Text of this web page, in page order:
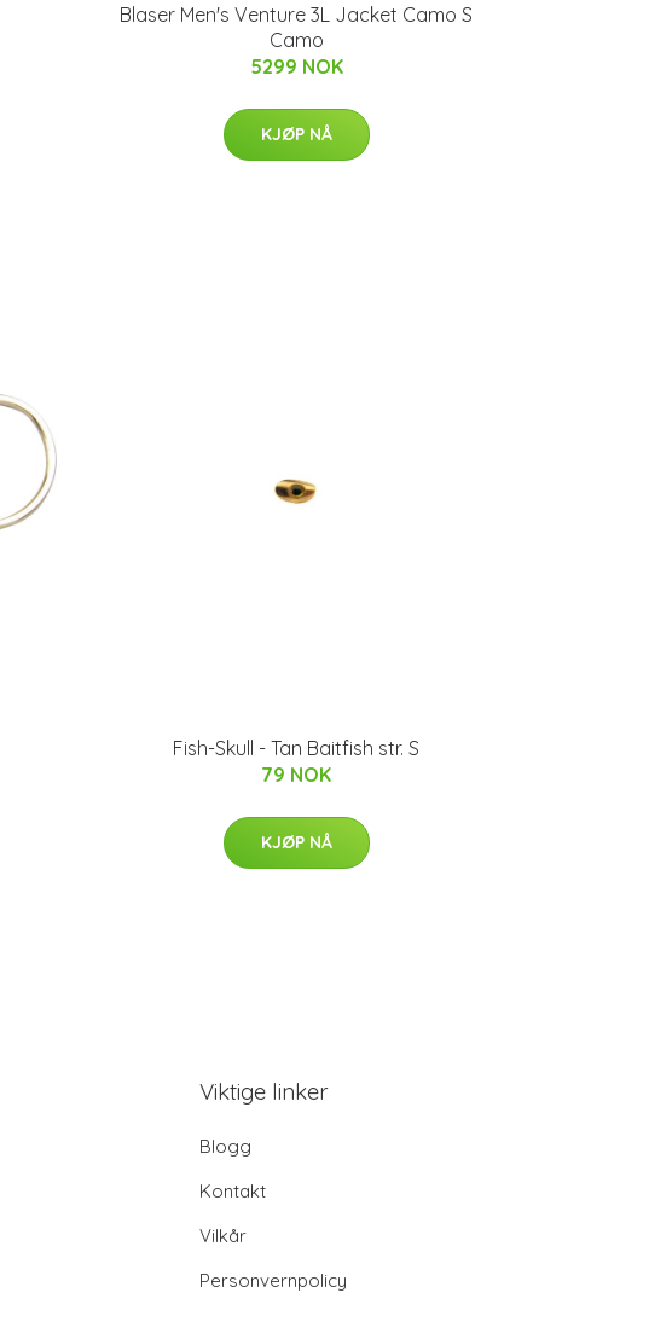
Blaser Men's Venture 3L Jacket Camo S
Camo
5299 NOK
KJØP NÅ
Fish-Skull - Tan Baitfish str. S
79 NOK
KJØP NÅ
Viktige linker
Blogg
Kontakt
Vilkår
Personvernpolicy